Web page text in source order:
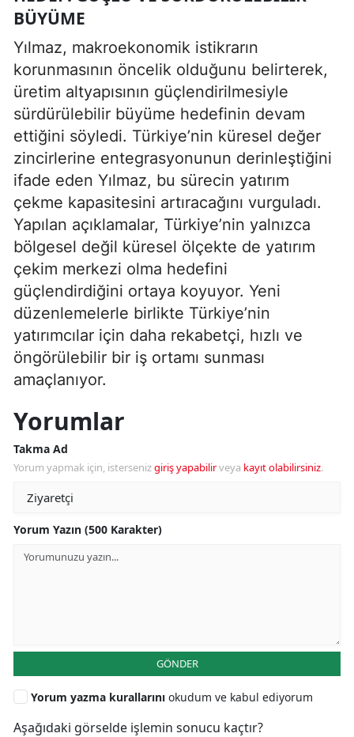
BÜYÜME
Yılmaz, makroekonomik istikrarın
korunmasının öncelik olduğunu belirterek,
üretim altyapısının güçlendirilmesiyle
sürdürülebilir büyüme hedefinin devam
ettiğini söyledi. Türkiye’nin küresel değer
zincirlerine entegrasyonunun derinleştiğini
ifade eden Yılmaz, bu sürecin yatırım
çekme kapasitesini artıracağını vurguladı.
Yapılan açıklamalar, Türkiye’nin yalnızca
bölgesel değil küresel ölçekte de yatırım
çekim merkezi olma hedefini
güçlendirdiğini ortaya koyuyor. Yeni
düzenlemelerle birlikte Türkiye’nin
yatırımcılar için daha rekabetçi, hızlı ve
öngörülebilir bir iş ortamı sunması
amaçlanıyor.
Yorumlar
Takma Ad
Yorum yapmak için, istersenizgiriş yapabilirveya kayıt olabilirsiniz.
Yorum Yazın (500 Karakter)
GÖNDER
Yorum yazma kurallarını okudum ve kabul ediyorum
Aşağıdaki görselde işlemin sonucu kaçtır?